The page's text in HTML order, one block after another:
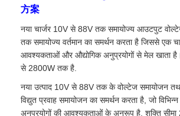
方案
नया चार्जर 10V से 88V तक समायोज्य आउटपुट
तक समायोज्य वर्तमान का समर्थन करता है जिससे एक
आवश्यकताओं और औद्योगिक अनुप्रयोगों से मेल खाता
से 2800W तक है.
नया उत्पाद 10V से 88V तक के वोल्टेज समायोजन
विद्युत प्रवाह समायोजन का समर्थन करता है, जो
अनुप्रयोगों की आवश्यकताओं के अनुरूप है, शक्ति